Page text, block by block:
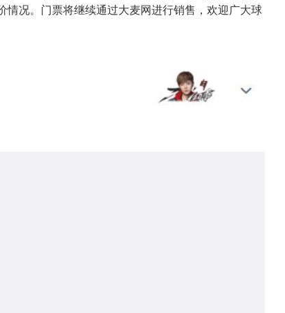
况。门票将继续通过大麦网进行销售，欢迎广大球